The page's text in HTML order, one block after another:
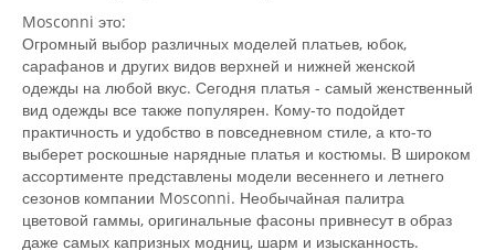
Mosconni это:
Огромный выбор различных моделей платьев, юбок,
сарафанов и других видов верхней и нижней женской
одежды на любой вкус. Сегодня платья - самый женственный
вид одежды все также популярен. Кому-то подойдет
практичность и удобство в повседневном стиле, а кто-то
выберет роскошные нарядные платья и костюмы. В широком
ассортименте представлены модели весеннего и летнего
сезонов компании Mosconni. Необычайная палитра
цветовой гаммы, оригинальные фасоны привнесут в образ
даже самых капризных модниц, шарм и изысканность.